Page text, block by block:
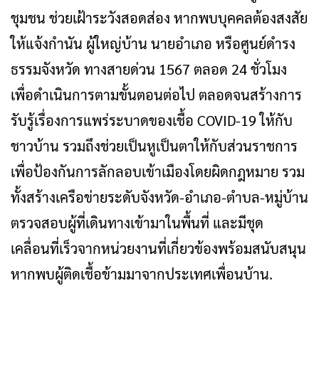
ชุมชน ช่วยเฝ้าระวังสอดส่อง หากพบบุคคลต้องสงสัย
ให้แจ้งกำนัน ผู้ใหญ่บ้าน นายอำเภอ หรือศูนย์ดำรง
ธรรมจังหวัด ทางสายด่วน 1567 ตลอด 24 ชั่วโมง
เพื่อดำเนินการตามขั้นตอนต่อไป ตลอดจนสร้างการ
รับรู้เรื่องการแพร่ระบาดของเชื้อ COVID-19 ให้กับ
ชาวบ้าน รวมถึงช่วยเป็นหูเป็นตาให้กับส่วนราชการ
เพื่อป้องกันการลักลอบเข้าเมืองโดยผิดกฎหมาย รวม
ทั้งสร้างเครือข่ายระดับจังหวัด-อำเภอ-ตำบล-หมู่บ้าน
ตรวจสอบผู้ที่เดินทางเข้ามาในพื้นที่ และมีชุด
เคลื่อนที่เร็วจากหน่วยงานที่เกี่ยวข้องพร้อมสนับสนุน
หากพบผู้ติดเชื้อข้ามมาจากประเทศเพื่อนบ้าน.